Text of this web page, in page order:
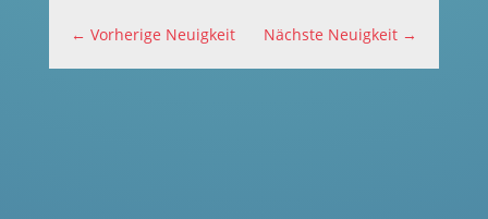
← Vorherige Neuigkeit Nächste Neuigkeit →